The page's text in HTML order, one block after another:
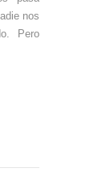
nos
Pero